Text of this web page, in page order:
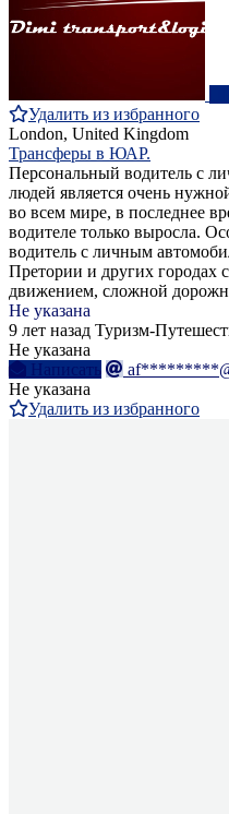
Удалить из избранного
London, United Kingdom
Трансферы в ЮАР.
Персональный водитель с
людей является очень
во всем мире, в последнее
водителе только выросла.
водитель с личным
Претории и других городах
движением, сложной
Не указана
9 лет назад Туризм-
Не указана
Написать
Не указана
Удалить из избранного